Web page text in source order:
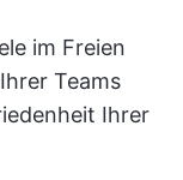
im Freien
Teams
Ihrer